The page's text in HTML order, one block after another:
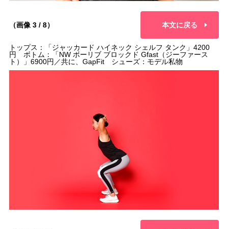
（画像 3 / 8） 本文に戻る
トップス：「ジャッカード ハイネック シェルフ タンク」4200
円 ボトム：「NW ボーリブ ブロックド Gfast（ジーファース
ト）」6900円／共に、GapFit シューズ：モデル私物